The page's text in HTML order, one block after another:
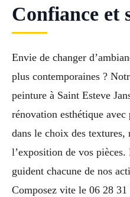
Confiance et
Envie de changer
plus contemporaines ?
peinture à Saint Esteve
rénovation esthétique
dans le choix des
l’exposition de vos
guident chacune de nos
Composez vite le 06 28